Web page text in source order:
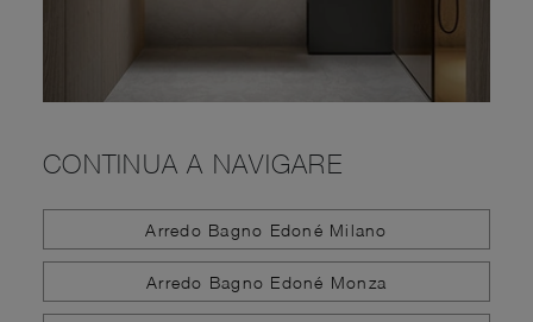
CONTINUA A NAVIGARE
Arredo Bagno Edoné Milano
Arredo Bagno Edoné Monza